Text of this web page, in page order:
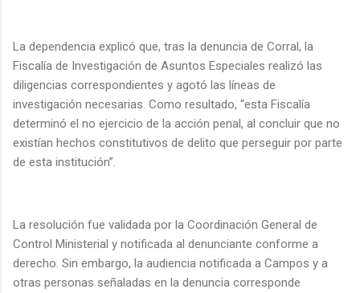
La dependencia explicó que, tras la denuncia de Corral, la
Fiscalía de Investigación de Asuntos Especiales realizó las
diligencias correspondientes y agotó las líneas de
investigación necesarias. Como resultado, “esta Fiscalía
determinó el no ejercicio de la acción penal, al concluir que no
existían hechos constitutivos de delito que perseguir por parte
de esta institución”.
La resolución fue validada por la Coordinación General de
Control Ministerial y notificada al denunciante conforme a
derecho. Sin embargo, la audiencia notificada a Campos y a
otras personas señaladas en la denuncia corresponde